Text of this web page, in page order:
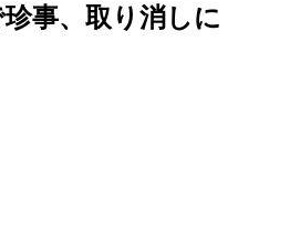
事、取り消しに